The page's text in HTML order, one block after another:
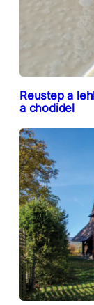
Reustep a
a chodidel